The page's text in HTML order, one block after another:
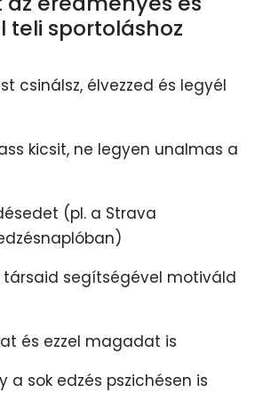
teli sportoláshoz
csinálsz, élvezzed és legyél
kicsit, ne legyen unalmas a
(pl. a Strava
segítségével motiváld
és ezzel magadat is
a sok edzés pszichésen is